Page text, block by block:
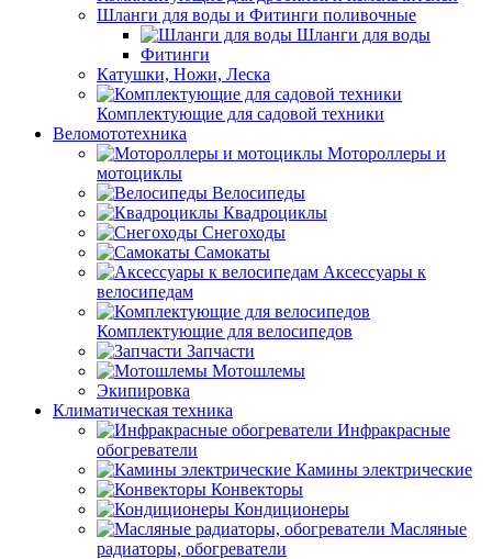
Шланги для воды и Фитинги поливочные
Шланги для воды
Фитинги
Катушки, Ножи, Леска
Комплектующие для садовой техники
Веломототехника
Мотороллеры и
мотоциклы
Велосипеды
Квадроциклы
Снегоходы
Самокаты
Аксессуары к
велосипедам
Комплектующие для велосипедов
Запчасти
Мотошлемы
Экипировка
Климатическая техника
Инфракрасные
обогреватели
Камины электрические
Конвекторы
Кондиционеры
Масляные
радиаторы, обогреватели